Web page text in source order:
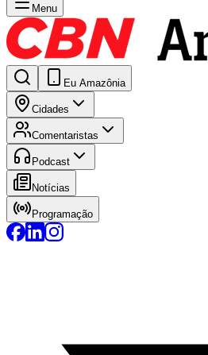
Menu
Eu Amazônia
Cidades
Comentaristas
Podcast
Notícias
Programação